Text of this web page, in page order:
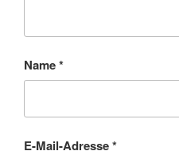
Name*
E-Mail-Adresse*